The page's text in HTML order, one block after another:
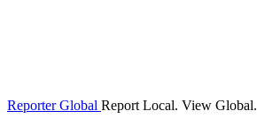
Reporter Global Report Local. View Global.